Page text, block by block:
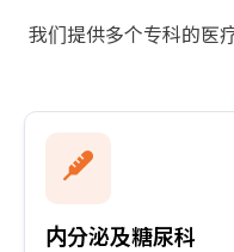
我们提供多个专科的医
内分泌及糖尿科